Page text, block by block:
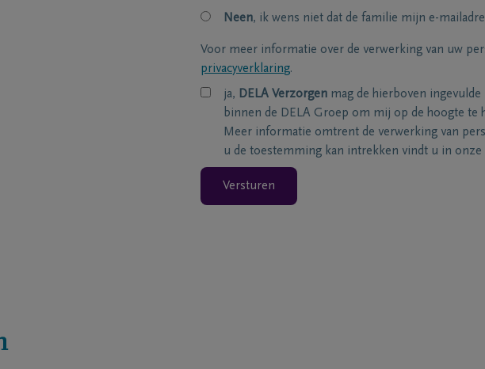
Neen, ik wens niet dat de familie mijn e-
Voor meer informatie over de verwerking van uw
privacyverklaring.
ja, DELA Verzorgen mag de hierboven
binnen de DELA Groep om mij op de hoogte te
Meer informatie omtrent de verwerking van
u de toestemming kan intrekken vindt u in onze
Versturen